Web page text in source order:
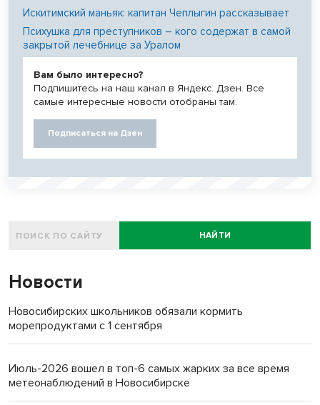
Искитимский маньяк: капитан Чеплыгин рассказывает
Психушка для преступников – кого содержат в самой
закрытой лечебнице за Уралом
Вам было интересно?
Подпишитесь на наш канал в Яндекс. Дзен. Все
самые интересные новости отобраны там.
Подписаться на Дзен
НАЙТИ
Новости
Новосибирских школьников обязали кормить
морепродуктами с 1 сентября
Июль-2026 вошел в топ-6 самых жарких за все время
метеонаблюдений в Новосибирске